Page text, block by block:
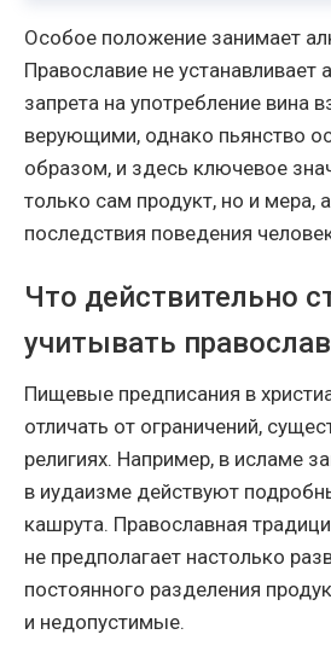
Особое положение занимает
Православие не устанавливает
запрета на употребление вина
верующими, однако пьянство
образом, и здесь ключевое
только сам продукт, но и мера,
последствия поведения
Что действительно
учитывать
Пищевые предписания в
отличать от ограничений,
религиях. Например, в исламе
в иудаизме действуют
кашрута. Православная
не предполагает настолько
постоянного разделения
и недопустимые.